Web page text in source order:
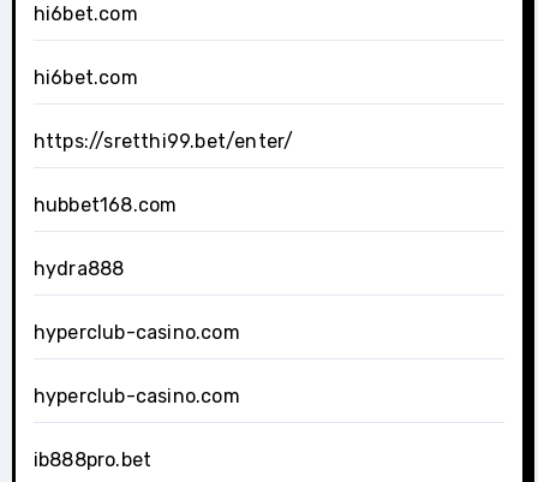
hi6bet.com
hi6bet.com
https://sretthi99.bet/enter/
hubbet168.com
hydra888
hyperclub-casino.com
hyperclub-casino.com
ib888pro.bet